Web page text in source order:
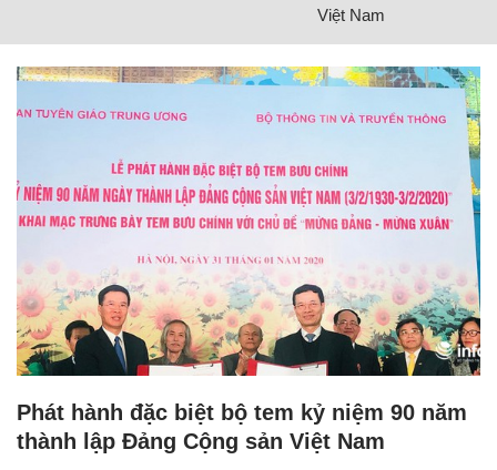
Việt Nam
Phát hành đặc biệt bộ tem kỷ niệm 90 năm
thành lập Đảng Cộng sản Việt Nam